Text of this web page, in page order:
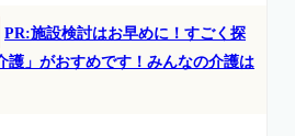
PR:施設検討はお早めに！すごく探
護」がおすめです！みんなの介護は